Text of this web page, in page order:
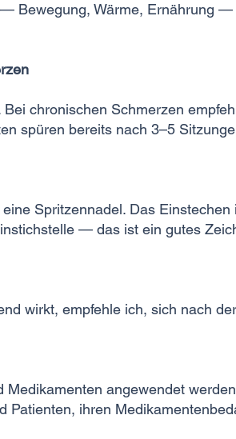
Bewegung, Wärme, Ernährung —
chronischen Schmerzen
spüren bereits nach 3–5
Spritzennadel. Das Einstechen
— das ist ein gutes
wirkt, empfehle ich, sich nach
angewendet
ihren